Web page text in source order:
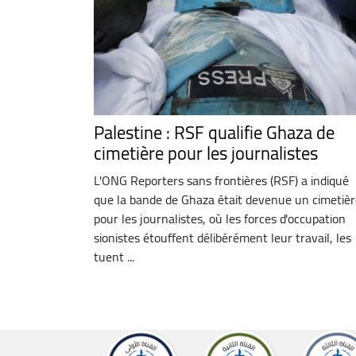
Palestine : RSF qualifie Ghaza de
cimetière pour les journalistes
L'ONG Reporters sans frontières (RSF) a indiqué
que la bande de Ghaza était devenue un
pour les journalistes, où les forces d'occupation
sionistes étouffent délibérément leur travail, les
tuent ...